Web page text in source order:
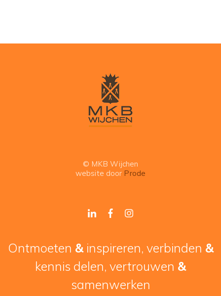
© MKB Wijchen
website door Prode
Ontmoeten &inspireren, verbinden &
kennis delen, vertrouwen &
samenwerken